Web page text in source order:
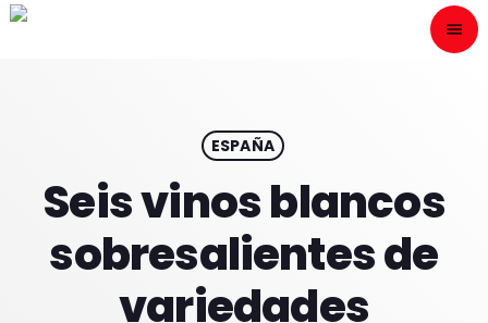
menu
play_arrow
ESPAÑA
Seis vinos blancos
sobresalientes de
variedades